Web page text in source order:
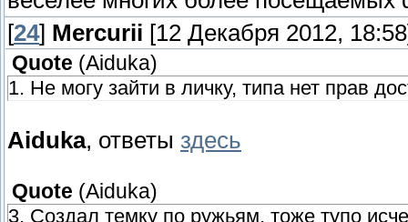
[24] Mercurii [12 Декабря 2012,
Quote (Aiduka)
1. Не могу зайти в личку, типа нет прав
Aiduka, ответы здесь
Quote (Aiduka)
3. Создал темку по ружьям, тоже тупо